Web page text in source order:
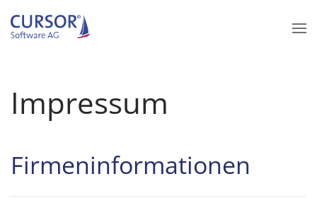
Zum Hauptinhalt springen
Impressum
Firmeninformationen